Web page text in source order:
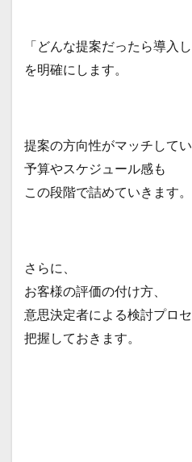
「どんな提案だったら導入
を明確にします。
提案の方向性がマッチしてい
予算やスケジュール感も
この段階で詰めていきます。
さらに、
お客様の評価の付け方、
意思決定者による検討プロ
把握しておきます。